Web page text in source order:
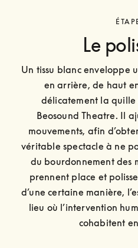
Le
Un tissu blanc enveloppe
en arrière, de haut
délicatement la quille
Beosound Theatre. Il
mouvements, afin
véritable spectacle à ne
du bourdonnement des
prennent place et
d’une certaine manière,
lieu où l’intervention
cohabitent